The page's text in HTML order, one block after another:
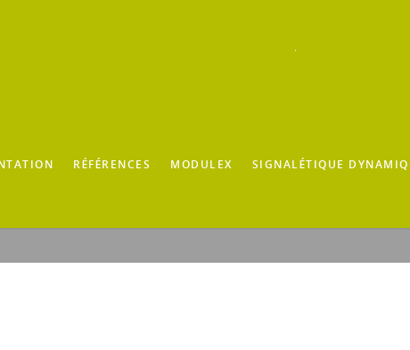
RÉFÉRENCES MODULEX SIGNALÉTIQUE